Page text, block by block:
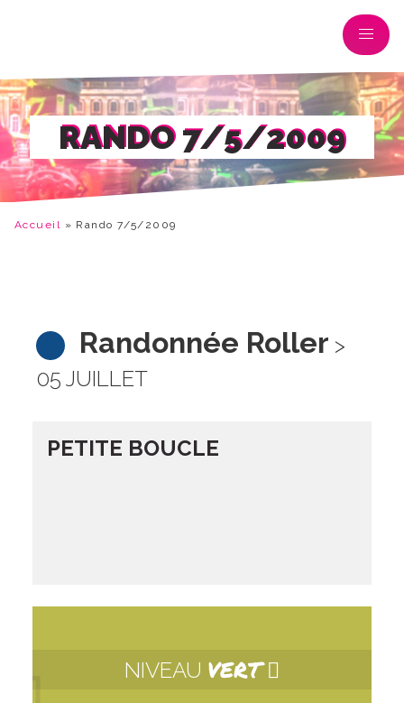
RANDO 7/5/2009
Accueil » Rando 7/5/2009
Randonnée Roller >
05 JUILLET
PETITE BOUCLE
NIVEAU VERT